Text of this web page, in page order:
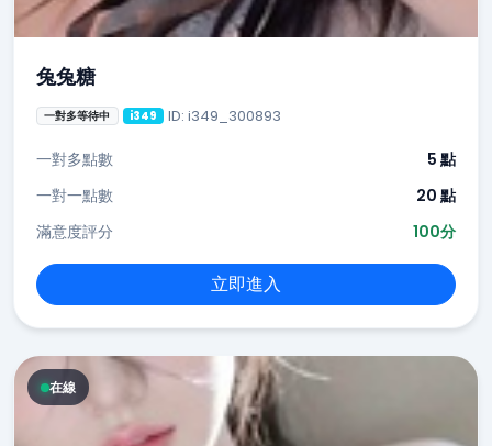
兔兔糖
一對多等待中 i349 ID: i349_300893
一對多點數
5 點
一對一點數
20 點
滿意度評分
100分
立即進入
在線